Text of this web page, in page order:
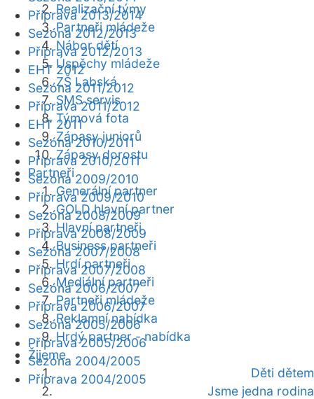
Realizační týmy
Partneři mládeže
Nábor dětí
Úspěchy mládeže
ZŠ Labská
SMS servis
Týmová fota
Zápasy juniorů
Zápasy dorostu
Partneři
Generální partner
GOLD hlavní partner
Hlavní partneři
Business partneři
Hrdí partneři
Mediální partneři
Partneři mládeže
Reklamní nabídka
Hrdý partner - nabídka
Žijeme
Děti dětem
Jsme jedna rodina
Příprava 2013/2014
Sezóna 2012/2013
Příprava 2012/2013
EHT 2012
Sezóna 2011/2012
Příprava 2011/2012
EHT 2011
Sezóna 2010/2011
Příprava 2010/2011
Sezóna 2009/2010
Příprava 2009/2010
Sezóna 2008/2009
Příprava 2008/2009
Sezóna 2007/2008
Příprava 2007/2008
Sezóna 2006/2007
Příprava 2006/2007
Sezóna 2005/2006
Příprava 2005/2006
Sezóna 2004/2005
Příprava 2004/2005